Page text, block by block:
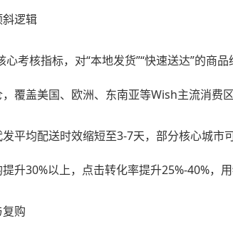
逻辑
考核指标，对“本地发货”“快速送达”的
覆盖美国、欧洲、东南亚等Wish主流消
发平均配送时效缩短至3-7天，部分核心城市
升30%以上，点击转化率提升25%-40%，
购